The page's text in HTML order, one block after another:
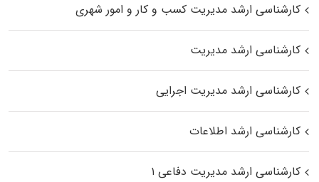
کارشناسی ارشد مدیریت کسب و کار و امور شهری
کارشناسی ارشد مدیریت
کارشناسی ارشد مدیریت اجرایی
کارشناسی ارشد اطلاعات
کارشناسی ارشد مدیریت دفاعی ۱